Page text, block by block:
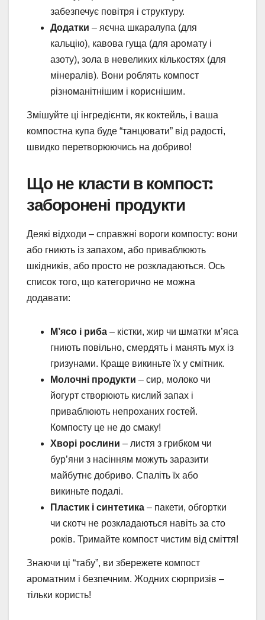
забезпечує повітря і структуру.
Додатки – яєчна шкаралупа (для
кальцію), кавова гуща (для аромату і
азоту), зола в невеликих кількостях (для
мінералів). Вони роблять компост
різноманітнішим і кориснішим.
Змішуйте ці інгредієнти, як коктейль, і ваша
компостна купа буде “танцювати” від радості,
швидко перетворюючись на добриво!
Що не класти в компост:
заборонені продукти
Деякі відходи – справжні вороги компосту: вони
або гниють із запахом, або приваблюють
шкідників, або просто не розкладаються. Ось
список того, що категорично не можна
додавати:
М’ясо і риба – кістки, жир чи шматки м’яса
гниють повільно, смердять і манять мух із
гризунами. Краще викиньте їх у смітник.
Молочні продукти – сир, молоко чи
йогурт створюють кислий запах і
приваблюють непроханих гостей.
Компосту це не до смаку!
Хворі рослини – листя з грибком чи
бур’яни з насінням можуть заразити
майбутнє добриво. Спаліть їх або
викиньте подалі.
Пластик і синтетика – пакети, обгортки
чи скотч не розкладаються навіть за сто
років. Тримайте компост чистим від сміття!
Знаючи ці “табу”, ви збережете компост
ароматним і безпечним. Жодних сюрпризів –
тільки користь!